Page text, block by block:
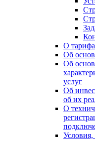
О
Об
Об
услуг
Об
об их
О
Условия,